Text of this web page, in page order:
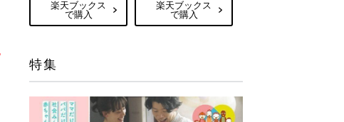
楽天ブックス
で購入
楽天ブックス
で購入
特集